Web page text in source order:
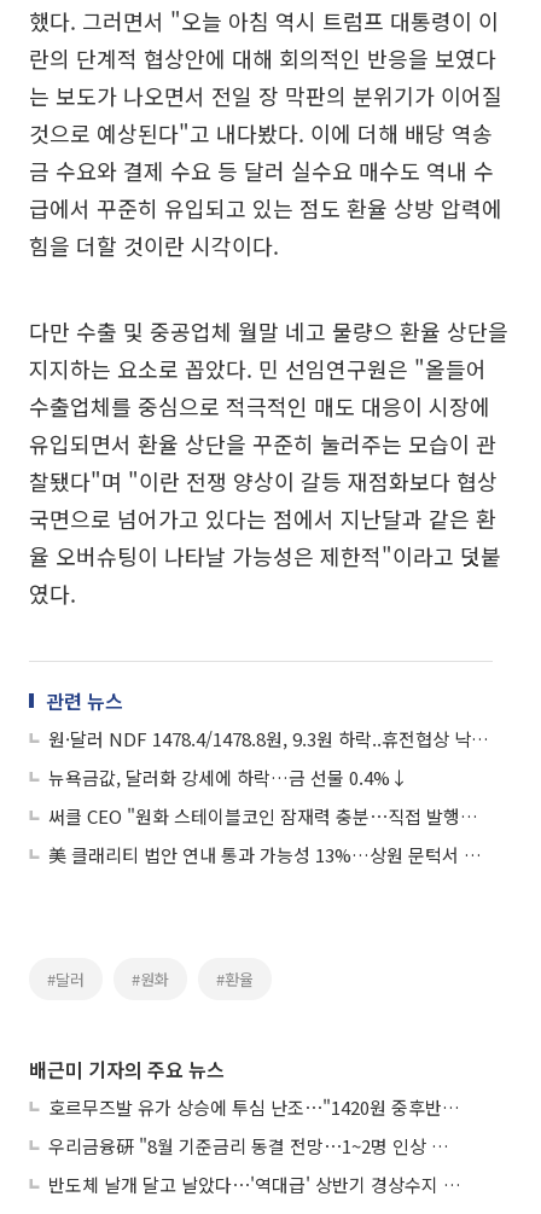
했다. 그러면서 "오늘 아침 역시 트럼프 대통령이 이
란의 단계적 협상안에 대해 회의적인 반응을 보였다
는 보도가 나오면서 전일 장 막판의 분위기가 이어질
것으로 예상된다"고 내다봤다. 이에 더해 배당 역송
금 수요와 결제 수요 등 달러 실수요 매수도 역내 수
급에서 꾸준히 유입되고 있는 점도 환율 상방 압력에
힘을 더할 것이란 시각이다.
다만 수출 및 중공업체 월말 네고 물량으 환율 상단을
지지하는 요소로 꼽았다. 민 선임연구원은 "올들어
수출업체를 중심으로 적극적인 매도 대응이 시장에
유입되면서 환율 상단을 꾸준히 눌러주는 모습이 관
찰됐다"며 "이란 전쟁 양상이 갈등 재점화보다 협상
국면으로 넘어가고 있다는 점에서 지난달과 같은 환
율 오버슈팅이 나타날 가능성은 제한적"이라고 덧붙
였다.
관련 뉴스
원·달러 NDF 1478.4/1478.8원, 9.3원 하락..휴전협상 낙관론
뉴욕금값, 달러화 강세에 하락…금 선물 0.4%↓
써클 CEO "원화 스테이블코인 잠재력 충분⋯직접 발행은 안할 것"
美 클래리티 법안 연내 통과 가능성 13%…상원 문턱서 제동
#달러 #원화 #환율
배근미 기자의 주요 뉴스
호르무즈발 유가 상승에 투심 난조⋯"1420원 중후반 등락"
우리금융硏 "8월 기준금리 동결 전망⋯1~2명 인상 소수의견 낼 것"
반도체 날개 달고 날았다⋯'역대급' 상반기 경상수지 흑자 2000억달러 육박